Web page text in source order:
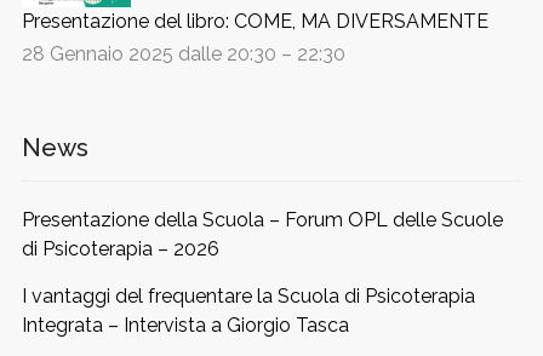
Presentazione del libro: COME, MA DIVERSAMENTE
28 Gennaio 2025 dalle 20:30 – 22:30
News
Presentazione della Scuola – Forum OPL delle Scuole
di Psicoterapia – 2026
I vantaggi del frequentare la Scuola di Psicoterapia
Integrata – Intervista a Giorgio Tasca